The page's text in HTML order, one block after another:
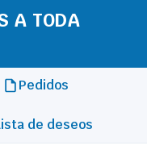
A TODA
Pedidos
de deseos